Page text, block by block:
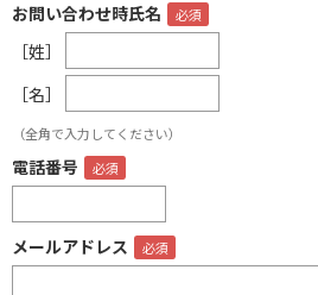
お問い合わせ時氏名
［姓］
［名］
（全角で入力してください）
電話番号
メールアドレス